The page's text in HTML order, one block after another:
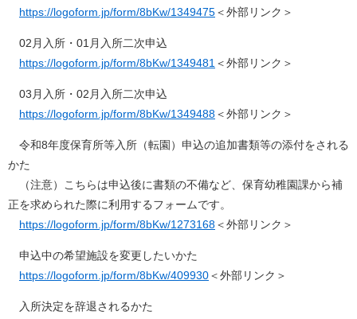
https://logoform.jp/form/8bKw/1349475＜外部リンク＞
02月入所・01月入所二次申込
https://logoform.jp/form/8bKw/1349481 ＜外部リンク＞
03月入所・02月入所二次申込
https://logoform.jp/form/8bKw/1349488＜外部リンク＞
令和8年度保育所等入所（転園）申込の追加書類等の添付をされる
かた
（注意）こちらは申込後に書類の不備など、保育幼稚園課から補
正を求められた際に利用するフォームです。
https://logoform.jp/form/8bKw/1273168＜外部リンク＞
申込中の希望施設を変更したいかた
https://logoform.jp/form/8bKw/409930＜外部リンク＞
入所決定を辞退されるかた